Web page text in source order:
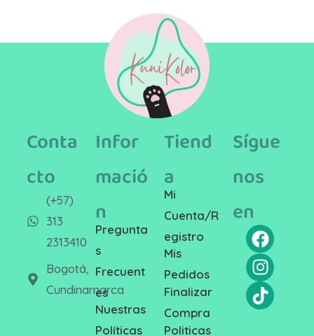
Conta
cto
(+57)
313
2313410
Bogotá,
Cundinamarca
Infor
mació
n
Pregunta
s
Frecuent
es
Nuestras
Políticas
Tiend
a
Mi
Cuenta/R
egistro
Mis
Pedidos
Finalizar
Compra
Politicas
Sígue
nos
en